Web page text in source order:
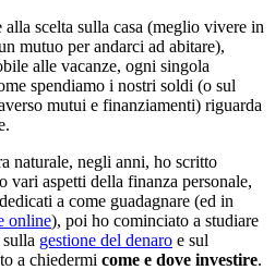
scelta sulla casa (meglio vivere in
mutuo per andarci ad abitare),
alle vacanze, ogni singola
spendiamo i nostri soldi (o sul
mutui e finanziamenti) riguarda
naturale, negli anni, ho scritto
vari aspetti della finanza personale,
a come guadagnare (ed in
online), poi ho cominciato a studiare
gestione del denaro e sul
a chiedermi come e dove investire.